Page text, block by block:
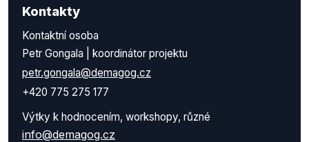
Kontakty
Kontaktní osoba
Petr Gongala | koordinátor projektu
petr.gongala@demagog.cz
+420 775 275 177
Výtky k hodnocením, workshopy, různé
info@demagog.cz